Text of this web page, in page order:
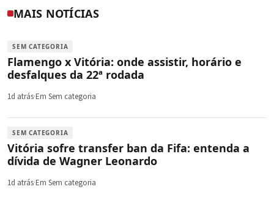
MAIS NOTÍCIAS
SEM CATEGORIA
Flamengo x Vitória: onde assistir, horário e
desfalques da 22ª rodada
1d atrás·Em Sem categoria
SEM CATEGORIA
Vitória sofre transfer ban da Fifa: entenda a
dívida de Wagner Leonardo
1d atrás·Em Sem categoria